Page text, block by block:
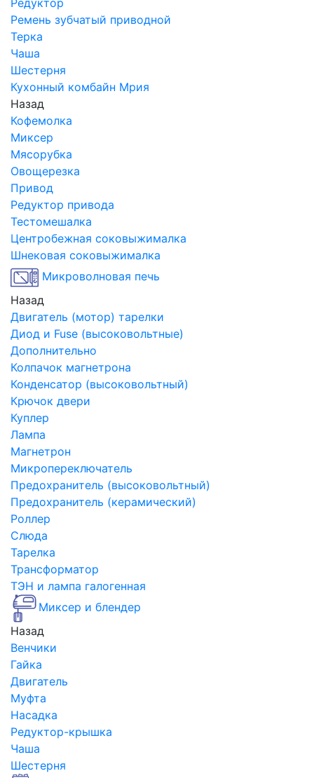
Редуктор
Ремень зубчатый приводной
Терка
Чаша
Шестерня
Кухонный комбайн Мрия
Назад
Кофемолка
Миксер
Мясорубка
Овощерезка
Привод
Редуктор привода
Тестомешалка
Центробежная соковыжималка
Шнековая соковыжималка
Микроволновая печь
Назад
Двигатель (мотор) тарелки
Диод и Fuse (высоковольтные)
Дополнительно
Колпачок магнетрона
Конденсатор (высоковольтный)
Крючок двери
Куплер
Лампа
Магнетрон
Микропереключатель
Предохранитель (высоковольтный)
Предохранитель (керамический)
Роллер
Слюда
Тарелка
Трансформатор
ТЭН и лампа галогенная
Миксер и блендер
Назад
Венчики
Гайка
Двигатель
Муфта
Насадка
Редуктор-крышка
Чаша
Шестерня